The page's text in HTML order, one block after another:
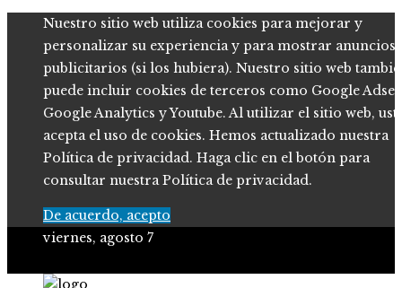
Nuestro sitio web utiliza cookies para mejorar y
personalizar su experiencia y para mostrar anuncios
publicitarios (si los hubiera). Nuestro sitio web
puede incluir cookies de terceros como Google
Google Analytics y Youtube. Al utilizar el sitio web,
acepta el uso de cookies. Hemos actualizado nuestra
Política de privacidad. Haga clic en el botón para
consultar nuestra Política de privacidad.
De acuerdo, acepto
viernes, agosto 7